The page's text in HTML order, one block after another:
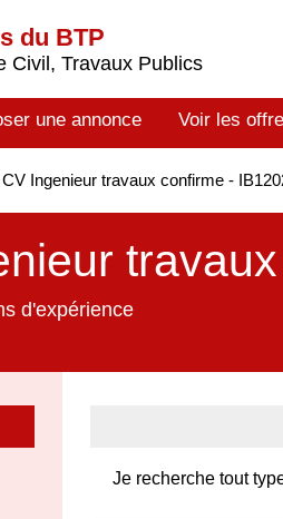
du BTP
Civil, Travaux Publics
une annonce Voir les
CV Ingenieur travaux confirme -
d'expérience
Je recherche tout